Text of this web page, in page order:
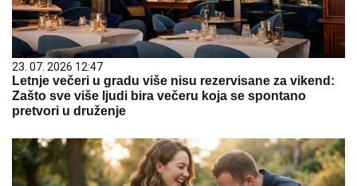
23. 07. 2026 12:47
Letnje večeri u gradu više nisu rezervisane za vikend:
Zašto sve više ljudi bira večeru koja se spontano
pretvori u druženje